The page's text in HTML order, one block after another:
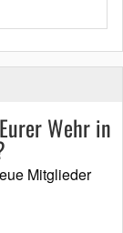
Wehr in
Mitglieder